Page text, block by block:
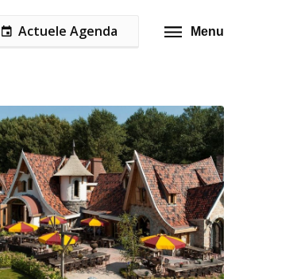
Actuele Agenda Menu